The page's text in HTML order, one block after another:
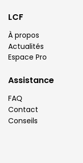
LCF
À propos
Actualités
Espace Pro
Assistance
FAQ
Contact
Conseils